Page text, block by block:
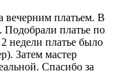
вечерним платьем. В
Подобрали платье по
недели платье было
Затем мастер
Спасибо за